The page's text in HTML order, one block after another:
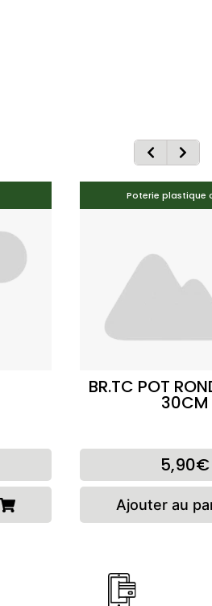
Poterie plastique
BR.TC POT
30CM
5,90€
Ajouter au